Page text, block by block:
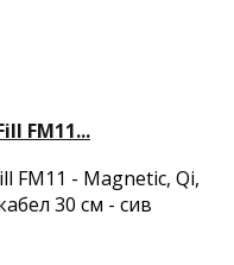
FM11...
FM11 - Magnetic, Qi,
30 см - сив